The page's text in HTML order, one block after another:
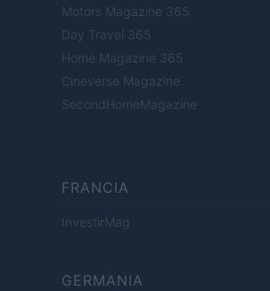
Motors Magazine 365
Day Travel 365
Home Magazine 365
Cineverse Magazine
SecondHomeMagazine
FRANCIA
InvestirMag
GERMANIA